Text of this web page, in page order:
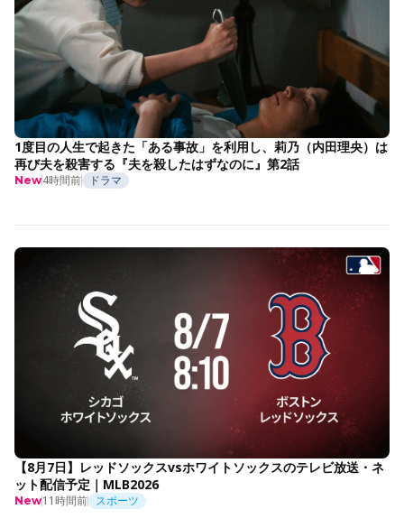
1度目の人生で起きた「ある事故」を利用し、莉乃（内田理央）は
再び夫を殺害する『夫を殺したはずなのに』第2話
New4時間前 ドラマ
【8月7日】レッドソックスvsホワイトソックスのテレビ放送・ネ
ット配信予定｜MLB2026
New11時間前 スポーツ